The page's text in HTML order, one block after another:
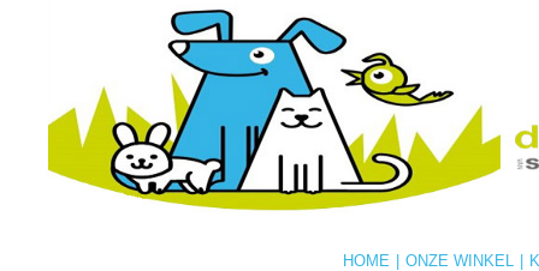
ONZE WINKEL
HOME